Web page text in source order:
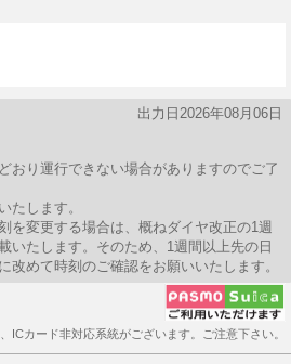
出力日2026年08月06日
り運行できない場合がありますのでご了
します。
を変更する場合は、概ねダイヤ改正の1週
いたします。そのため、1週間以上先の日
改めて時刻のご確認をお願いいたします。
ICカード非対応系統がございます。ご注意下さい。